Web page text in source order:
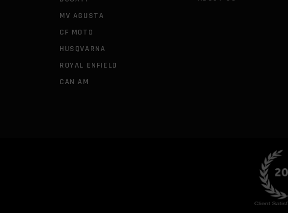
MV AGUSTA
CF MOTO
HUSQVARNA
ROYAL ENFIELD
CAN AM